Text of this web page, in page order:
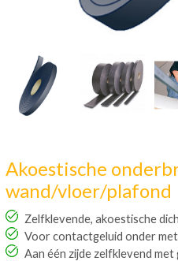
Akoestische
wand/vloer/plafond
Zelfklevende, akoestische
Voor contactgeluid onder
Aan één zijde zelfklevend